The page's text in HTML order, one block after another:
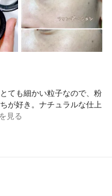
ても細かい粒子なので、粉
が好き。ナチュラルな仕上
見る